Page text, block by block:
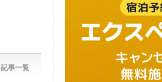
記事一覧